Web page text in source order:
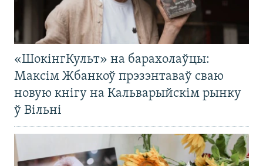
«ШокінгКульт» на барахолаўцы:
Максім Жбанкоў прэзэнтаваў сваю
новую кнігу на Кальварыйскім рынку
ў Вільні